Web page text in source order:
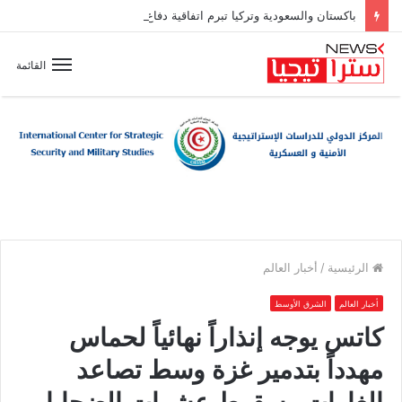
باكستان والسعودية وتركيا تبرم اتفاقية دفاع مشترك
القائمة
الرئيسية / أخبار العالم
أخبار العالم الشرق الأوسط
كاتس يوجه إنذاراً نهائياً لحماس
مهدداً بتدمير غزة وسط تصاعد